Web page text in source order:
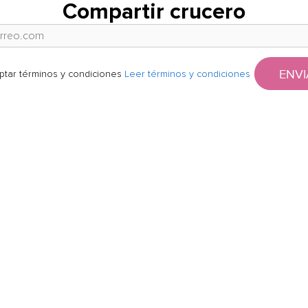
Compartir crucero
términos y condiciones Leer términos y condiciones